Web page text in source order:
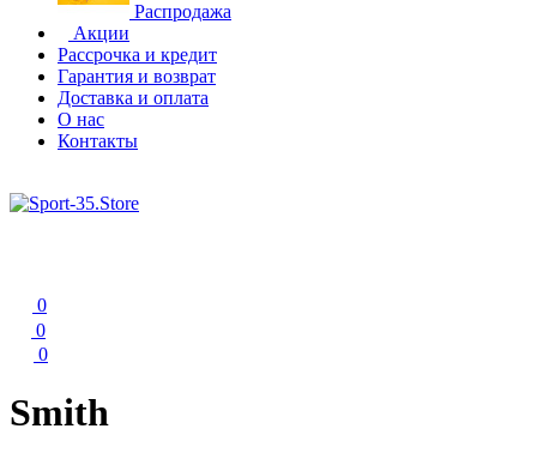
Распродажа
Акции
Рассрочка и кредит
Гарантия и возврат
Доставка и оплата
О нас
Контакты
0
0
0
Smith